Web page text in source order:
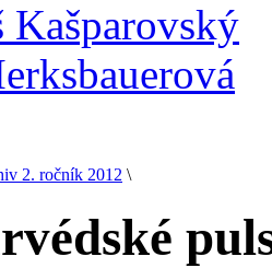
Kašparovský
2. ročník 2012 \